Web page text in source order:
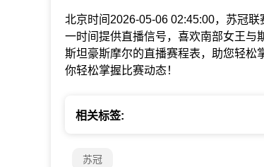
北京时间2026-05-06 02:45:00，苏冠
一时间提供直播信号，喜欢南部女王与
斯坦豪斯摩尔的直播赛程表，助您轻松
你轻松掌握比赛动态！
相关标签:
苏冠